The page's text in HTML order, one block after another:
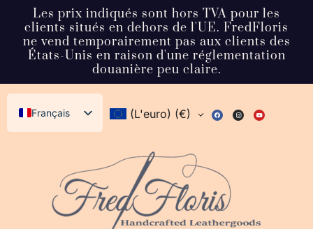
Les prix indiqués sont hors TVA pour les
clients situés en dehors de l'UE. FredFloris
ne vend temporairement pas aux clients des
États-Unis en raison d'une réglementation
douanière peu claire.
Français
English (UK)
Deutsch
Español
(L'euro) (€)